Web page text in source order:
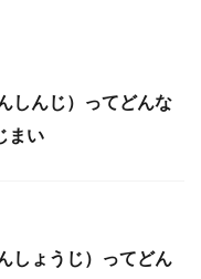
しんじ）ってどんな
まい
しょうじ）ってどん